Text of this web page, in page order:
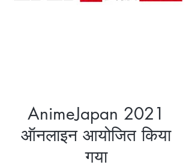
AnimeJapan 2021
ऑनलाइन आयोजित किया
गया